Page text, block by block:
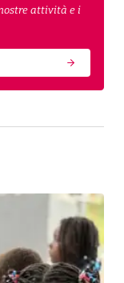
attività e i